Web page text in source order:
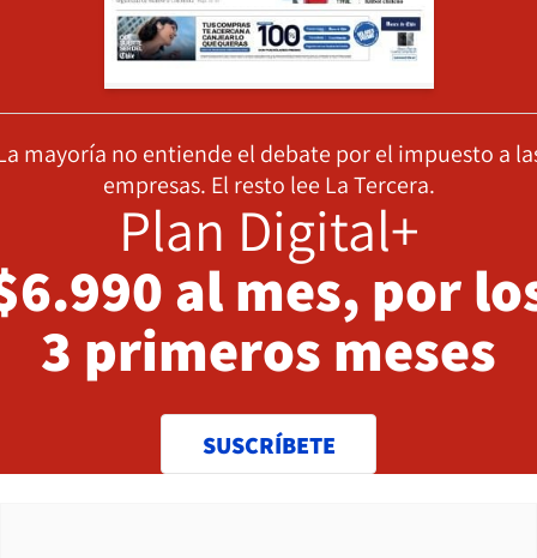
mayoría no entiende el debate por el impuesto a
empresas. El resto lee La Tercera.
Plan Digital+
al mes, por
3 primeros meses
SUSCRÍBETE